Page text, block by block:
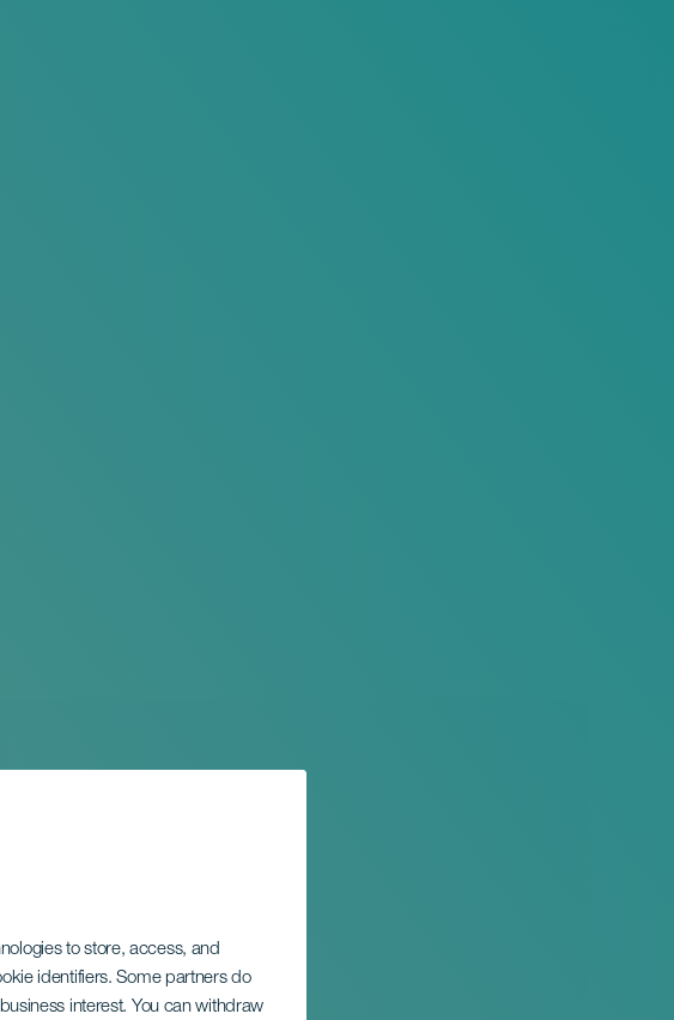
to store, access, and
identifiers. Some partners do
interest. You can withdraw